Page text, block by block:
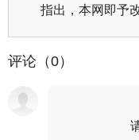
指出，本网即予改
评论（0）